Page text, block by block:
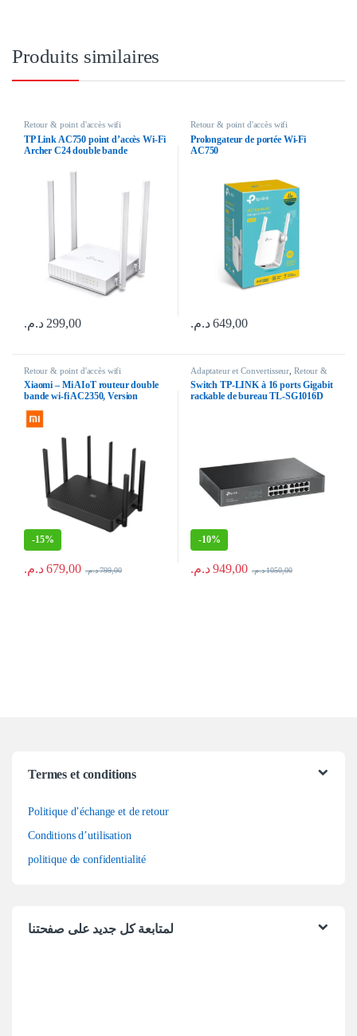
Produits similaires
Retour & point d'accès wifi
TP Link AC750 point d’accès Wi-Fi
Archer C24 double bande
299,00 د.م.
Retour & point d'accès wifi
Prolongateur de portée Wi-Fi
AC750
649,00 د.م.
Retour & point d'accès wifi
Xiaomi – Mi AIoT routeur double
bande wi-fi AC2350, Version
Gigabit, 2183Mbpsx, 128 mo,
amplificateur de Signal, répéteur
double bande
-15%
679,00 د.م. 799,00 د.م.
Adaptateur et Convertisseur Retour &
point d'accès wifi
Switch TP-LINK à 16 ports Gigabit
rackable de bureau TL-SG1016D
-10%
949,00 د.م. 1050,00 د.م.
Termes et conditions
Politique d’échange et de retour
Conditions d’utilisation
politique de confidentialité
لمتابعة كل جديد على صفحتنا